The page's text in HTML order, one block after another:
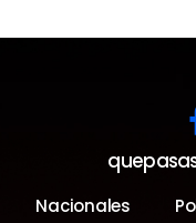
Nacionales